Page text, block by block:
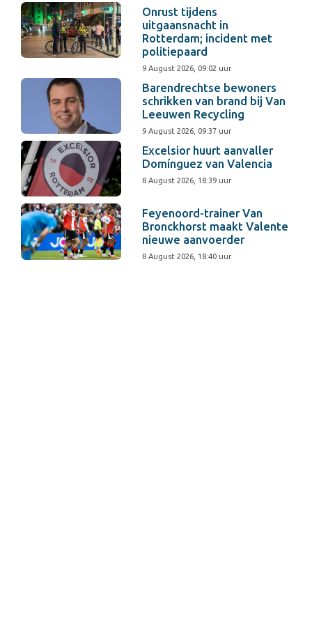
Onrust tijdens
uitgaansnacht in
Rotterdam; incident met
politiepaard
9 August 2026, 09:02 uur
Barendrechtse bewoners
schrikken van brand bij Van
Leeuwen Recycling
9 August 2026, 09:37 uur
Excelsior huurt aanvaller
Domínguez van Valencia
8 August 2026, 18:39 uur
Feyenoord-trainer Van
Bronckhorst maakt Valente
nieuwe aanvoerder
8 August 2026, 18:40 uur